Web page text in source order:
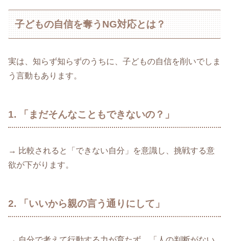
子どもの自信を奪うNG対応とは？
実は、知らず知らずのうちに、子どもの自信を削いでしま
う言動もあります。
1. 「まだそんなこともできないの？」
→ 比較されると「できない自分」を意識し、挑戦する意
欲が下がります。
2. 「いいから親の言う通りにして」